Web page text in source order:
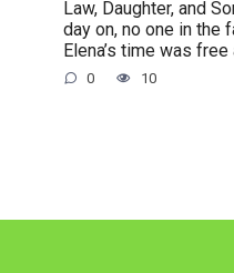
Law, Daughter, and
day on, no one in the
Elena’s time was free
0 10